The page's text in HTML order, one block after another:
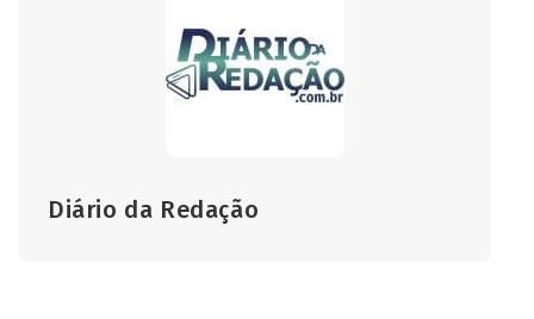
Diário da Redação